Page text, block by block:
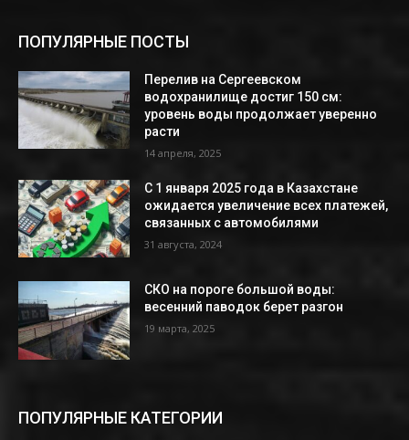
ПОПУЛЯРНЫЕ ПОСТЫ
Перелив на Сергеевском
водохранилище достиг 150 см:
уровень воды продолжает уверенно
расти
14 апреля, 2025
С 1 января 2025 года в Казахстане
ожидается увеличение всех платежей,
связанных с автомобилями
31 августа, 2024
СКО на пороге большой воды:
весенний паводок берет разгон
19 марта, 2025
ПОПУЛЯРНЫЕ КАТЕГОРИИ